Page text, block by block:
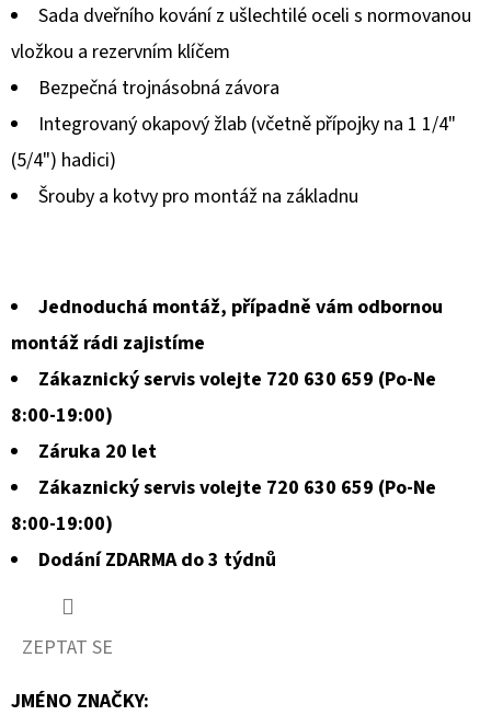
Sada dveřního kování z ušlechtilé oceli s normovanou
vložkou a rezervním klíčem
Bezpečná trojnásobná závora
Integrovaný okapový žlab (včetně přípojky na 1 1/4"
(5/4") hadici)
Šrouby a kotvy pro montáž na základnu
Jednoduchá montáž, případně vám odbornou
montáž rádi zajistíme
Zákaznický servis volejte 720 630 659 (Po-Ne
8:00-19:00)
Záruka 20 let
Zákaznický servis volejte 720 630 659 (Po-Ne
8:00-19:00)
Dodání ZDARMA do 3 týdnů
ZEPTAT SE
JMÉNO ZNAČKY: